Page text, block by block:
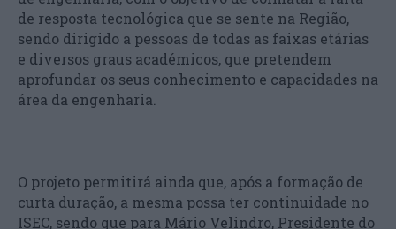
de resposta tecnológica que se sente na Região,
sendo dirigido a pessoas de todas as faixas etárias
e diversos graus académicos, que pretendem
aprofundar os seus conhecimento e capacidades na
área da engenharia.
O projeto permitirá ainda que, após a formação de
curta duração, a mesma possa ter continuidade no
ISEC, sendo que para Mário Velindro, Presidente do